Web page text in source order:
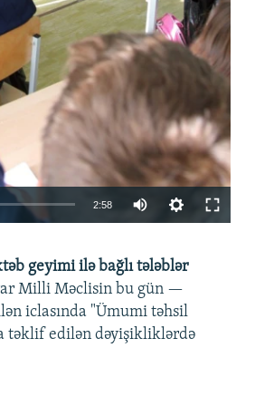
2:58
360p
480p
720p
geyimi ilə bağlı tələblər
Milli Məclisin bu gün —
iclasında "Ümumi təhsil
təklif edilən dəyişikliklərdə